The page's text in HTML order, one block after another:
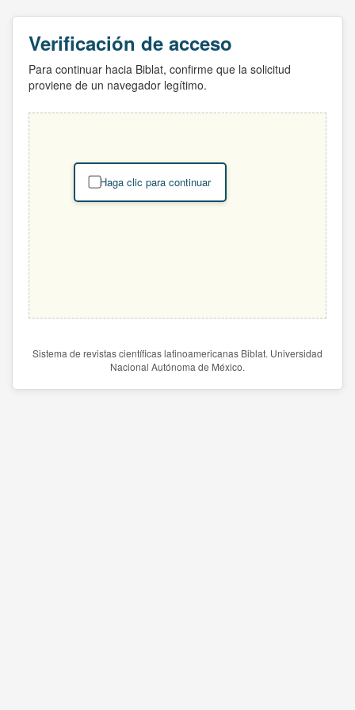
Verificación de acceso
Para continuar hacia Biblat, confirme que la solicitud
proviene de un navegador legítimo.
Haga clic para continuar
Sistema de revistas científicas latinoamericanas Biblat. Universidad
Nacional Autónoma de México.